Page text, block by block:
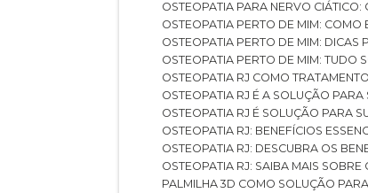
OSTEOPATIA PARA NERVO
OSTEOPATIA PERTO DE MIM:
OSTEOPATIA PERTO DE MIM:
OSTEOPATIA PERTO DE MIM: TUDO
OSTEOPATIA RJ COMO
OSTEOPATIA RJ É A SOLUÇÃO
OSTEOPATIA RJ É SOLUÇÃO PARA
OSTEOPATIA RJ: BENEFÍCIOS
OSTEOPATIA RJ: DESCUBRA OS
OSTEOPATIA RJ: SAIBA MAIS
PALMILHA 3D COMO SOLUÇÃO